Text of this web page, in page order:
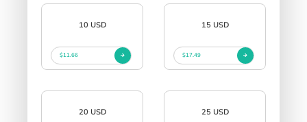
10 USD
$11.66
15 USD
$17.49
20 USD 25 USD